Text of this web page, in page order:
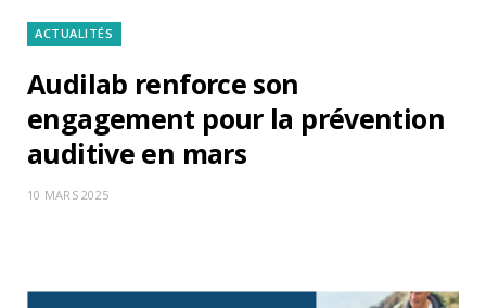
ACTUALITÉS
Audilab renforce son
engagement pour la prévention
auditive en mars
10 MARS 2025